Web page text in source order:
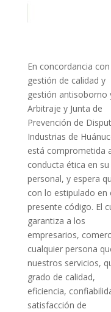
En concordancia
gestión de calidad y
gestión antisoborno
Arbitraje y Junta de
Prevención de
Industrias de
está comprometida
conducta ética en su
personal, y espera
con lo estipulado en
presente código. El
garantiza a los
empresarios,
cualquier persona
nuestros servicios,
grado de calidad,
eficiencia,
satisfacción de